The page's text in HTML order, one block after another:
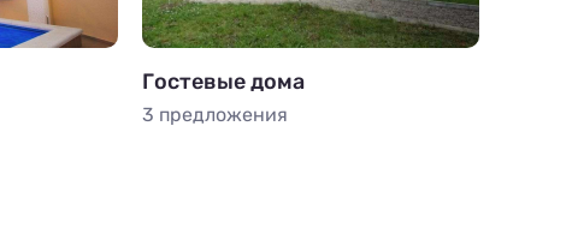
Гостевые дома
3 предложения